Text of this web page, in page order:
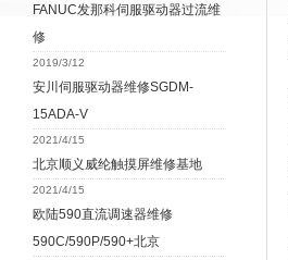
FANUC发那科伺服驱动器过流维
修
2019/3/12
安川伺服驱动器维修SGDM-
15ADA-V
2021/4/15
北京顺义威纶触摸屏维修基地
2021/4/15
欧陆590直流调速器维修
590C/590P/590+北京